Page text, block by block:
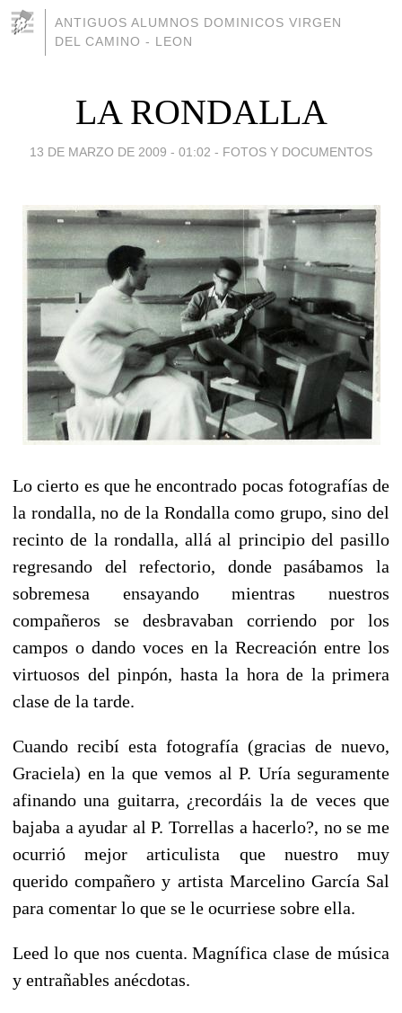
ANTIGUOS ALUMNOS DOMINICOS VIRGEN
DEL CAMINO - LEON
LA RONDALLA
13 DE MARZO DE 2009 - 01:02 - FOTOS Y DOCUMENTOS
Lo cierto es que he encontrado pocas fotografías de
la rondalla, no de la Rondalla como grupo, sino del
recinto de la rondalla, allá al principio del pasillo
regresando del refectorio, donde pasábamos la
sobremesa ensayando mientras nuestros
compañeros se desbravaban corriendo por los
campos o dando voces en la Recreación entre los
virtuosos del pinpón, hasta la hora de la primera
clase de la tarde.
Cuando recibí esta fotografía (gracias de nuevo,
Graciela) en la que vemos al P. Uría seguramente
afinando una guitarra, ¿recordáis la de veces que
bajaba a ayudar al P. Torrellas a hacerlo?, no se me
ocurrió mejor articulista que nuestro muy
querido compañero y artista Marcelino García Sal
para comentar lo que se le ocurriese sobre ella.
Leed lo que nos cuenta. Magnífica clase de música
y entrañables anécdotas.